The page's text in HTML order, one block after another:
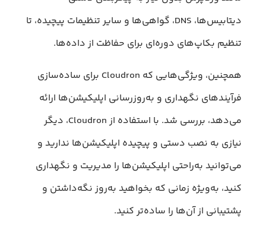
دیتابیس‌ها، DNS، گواهی‌ها و سایر تنظیمات پیچیده، تا
تنظیم بکاپ‌های دوره‌ای برای حفاظت از داده‌ها.
همچنین، ویژگی‌هایی که Cloudron برای ساده‌سازی
فرآیندهای نگهداری و به‌روزرسانی اپلیکیشن‌ها ارائه
می‌دهد، بررسی شد. با استفاده از Cloudron، دیگر
نیازی به نصب دستی و پیچیده اپلیکیشن‌ها ندارید و
می‌توانید به‌راحتی اپلیکیشن‌ها را مدیریت و نگهداری
کنید، به‌ویژه زمانی که بخواهید به‌روز نگه‌داشتن و
پشتیبانی از آن‌ها را ساده‌تر کنید.